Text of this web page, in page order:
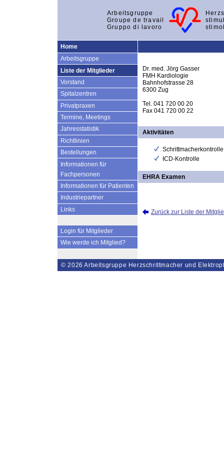
Arbeitsgruppe
Groupe de travail
Gruppo di lavoro
Home
Arbeitsgruppe
Liste der Mitglieder
Vorstand
Spitalzentren
Privatpraxen
Termine, Meetings
Jahresstatistik
Richtlinien
Bestellungen
Informationen für
Fachpersonen
Informationen für Patienten
Industriepartner
Links
Login für Mitglieder
Wie werde ich Mitglied?
Dr. med. Jörg Gasser
FMH Kardiologie
Bahnhofstrasse 28
6300 Zug
Tel. 041 720 00 20
Fax 041 720 00 22
Aktivitäten
Schrittmacherkontrolle
ICD-Kontrolle
EHRA Examen
Zurück zur Liste der
© 2026 Arbeitsgruppe Herzschrittmacher und